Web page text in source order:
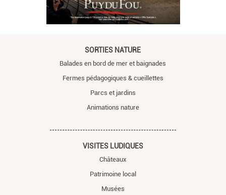
SORTIES NATURE
Balades en bord de mer et baignades
Fermes pédagogiques & cueillettes
Parcs et jardins
Animations nature
VISITES LUDIQUES
Châteaux
Patrimoine local
Musées